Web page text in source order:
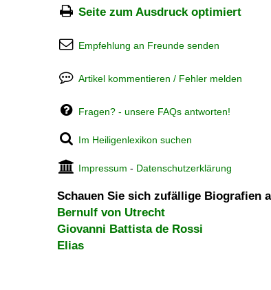
Seite zum Ausdruck optimiert
Empfehlung an Freunde senden
Artikel kommentieren / Fehler melden
Fragen? - unsere FAQs antworten!
Im Heiligenlexikon suchen
Impressum - Datenschutzerklärung
Schauen Sie sich zufällige Biografien
Bernulf von Utrecht
Giovanni Battista de Rossi
Elias